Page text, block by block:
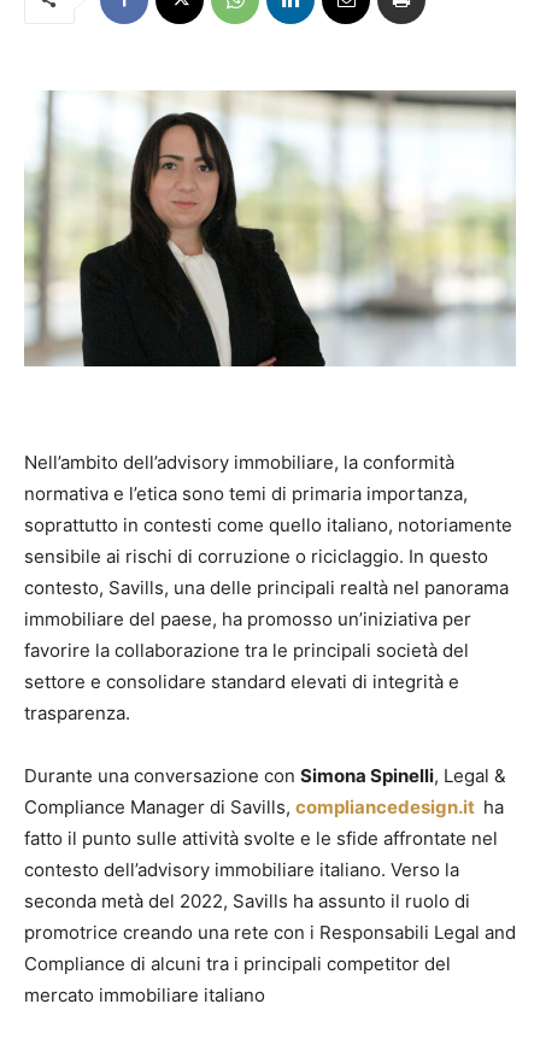
Nell’ambito dell’advisory immobiliare, la conformità
normativa e l’etica sono temi di primaria importanza,
soprattutto in contesti come quello italiano, notoriamente
sensibile ai rischi di corruzione o riciclaggio. In questo
contesto, Savills, una delle principali realtà nel panorama
immobiliare del paese, ha promosso un’iniziativa per
favorire la collaborazione tra le principali società del
settore e consolidare standard elevati di integrità e
trasparenza.
Durante una conversazione con Simona Spinelli, Legal &
Compliance Manager di Savills, compliancedesign.it ha
fatto il punto sulle attività svolte e le sfide affrontate nel
contesto dell’advisory immobiliare italiano. Verso la
seconda metà del 2022, Savills ha assunto il ruolo di
promotrice creando una rete con i Responsabili Legal and
Compliance di alcuni tra i principali competitor del
mercato immobiliare italiano